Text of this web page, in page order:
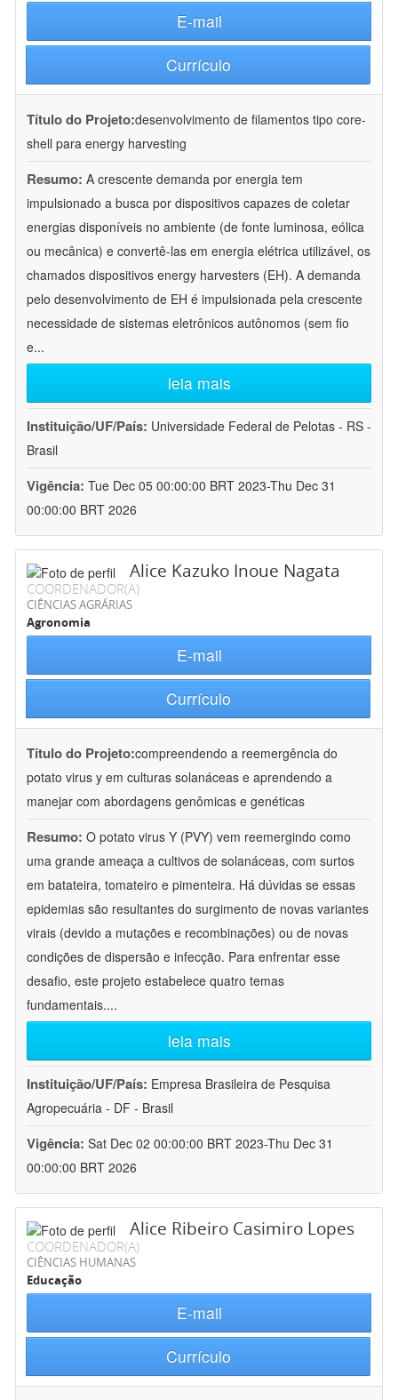
E-mail
Currículo
Título do Projeto:desenvolvimento de filamentos tipo core-
shell para energy harvesting
Resumo: A crescente demanda por energia tem
impulsionado a busca por dispositivos capazes de coletar
energias disponíveis no ambiente (de fonte luminosa, eólica
ou mecânica) e convertê-las em energia elétrica utilizável, os
chamados dispositivos energy harvesters (EH). A demanda
pelo desenvolvimento de EH é impulsionada pela crescente
necessidade de sistemas eletrônicos autônomos (sem fio
e...
leia mais
Instituição/UF/País: Universidade Federal de Pelotas - RS -
Brasil
Vigência: Tue Dec 05 00:00:00 BRT 2023-Thu Dec 31
00:00:00 BRT 2026
Alice Kazuko Inoue Nagata
COORDENADOR(A)
CIÊNCIAS AGRÁRIAS
Agronomia
E-mail
Currículo
Título do Projeto:compreendendo a reemergência do
potato virus y em culturas solanáceas e aprendendo a
manejar com abordagens genômicas e genéticas
Resumo: O potato virus Y (PVY) vem reemergindo como
uma grande ameaça a cultivos de solanáceas, com surtos
em batateira, tomateiro e pimenteira. Há dúvidas se essas
epidemias são resultantes do surgimento de novas variantes
virais (devido a mutações e recombinações) ou de novas
condições de dispersão e infecção. Para enfrentar esse
desafio, este projeto estabelece quatro temas
fundamentais....
leia mais
Instituição/UF/País: Empresa Brasileira de Pesquisa
Agropecuária - DF - Brasil
Vigência: Sat Dec 02 00:00:00 BRT 2023-Thu Dec 31
00:00:00 BRT 2026
Alice Ribeiro Casimiro Lopes
COORDENADOR(A)
CIÊNCIAS HUMANAS
Educação
E-mail
Currículo